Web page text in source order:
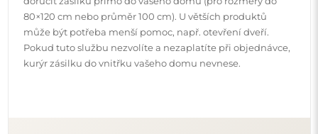
Aby byla montáž a používání našeho zrcadla snadné a
bezstarostné, připravili jsme pro vás podrobné návody.
Najdete v nich všechny kroky nezbytné ke správné
montáži zrcadla, a také rady týkající se jeho péče, čištění a
údržby, abyste se mohli dlouho těšit z jeho bezvadného